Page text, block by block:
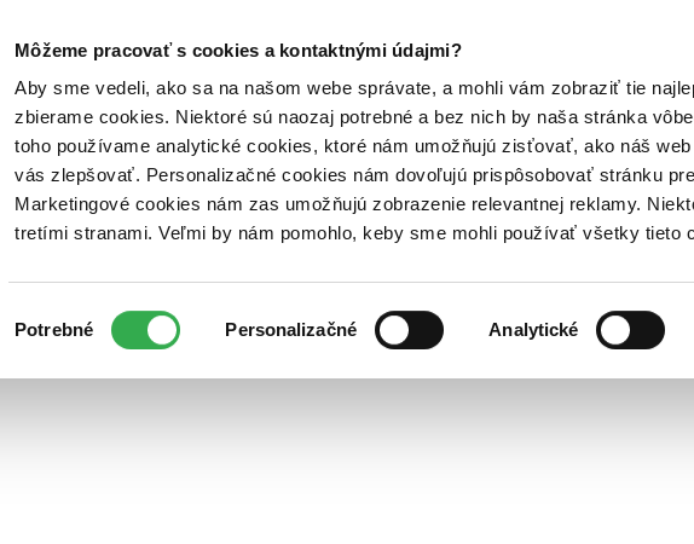
Môžeme pracovať s cookies a kontaktnými údajmi?
Aby sme vedeli, ako sa na našom webe správate, a mohli vám zobraziť tie
zbierame cookies. Niektoré sú naozaj potrebné a bez nich by naša stránka
toho používame analytické cookies, ktoré nám umožňujú zisťovať, ako náš
vás zlepšovať. Personalizačné cookies nám dovoľujú prispôsobovať stránku
Marketingové cookies nám zas umožňujú zobrazenie relevantnej reklamy.
tretími stranami. Veľmi by nám pomohlo, keby sme mohli používať všetky tieto
súhlasu
Potrebné Personalizačné Analytické
Poukážky Kontakt